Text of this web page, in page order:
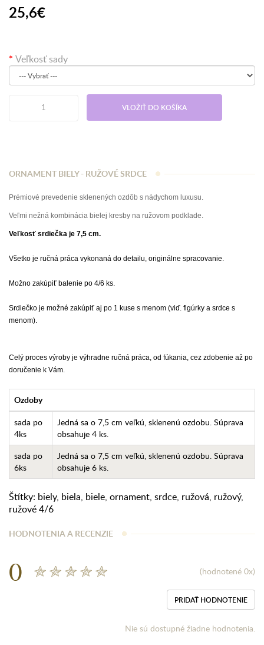
25,6€
Veľkosť sady
VLOŽIŤ DO KOŠÍKA
ORNAMENT BIELY - RUŽOVÉ SRDCE
Prémiové prevedenie sklenených ozdôb s nádychom luxusu.
Veľmi nežná kombinácia bielej kresby na ružovom podklade.
Veľkosť srdiečka je 7,5 cm.
Všetko je ručná práca vykonaná do detailu, originálne spracovanie.
Možno zakúpiť balenie po 4/6 ks.
Srdiečko je možné zakúpiť aj po 1 kuse s menom (viď. figúrky a srdce s
menom).
Celý proces výroby je výhradne ručná práca, od fúkania, cez zdobenie až po
doručenie k Vám.
Ozdoby
sada po
4ks
Jedná sa o 7,5 cm veľkú, sklenenú ozdobu. Súprava
obsahuje 4 ks.
sada po
6ks
Jedná sa o 7,5 cm veľkú, sklenenú ozdobu. Súprava
obsahuje 6 ks.
Štítky: biely, biela, biele, ornament, srdce, ružová, ružový,
ružové 4/6
HODNOTENIA A RECENZIE
0 (hodnotené 0x)
PRIDAŤ HODNOTENIE
Nie sú dostupné žiadne hodnotenia.